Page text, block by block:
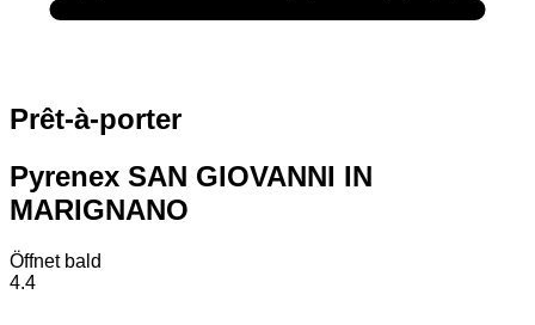
Prêt-à-porter
Pyrenex SAN GIOVANNI IN
MARIGNANO
Öffnet bald
4.4